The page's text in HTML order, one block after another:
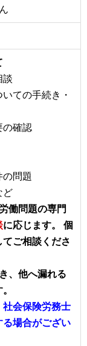
談
ての手続き・
の確認
の問題
ど
働問題の専門
に応じます。 個
ご相談くださ
、他へ漏れる
会保険労務士
場合がござい